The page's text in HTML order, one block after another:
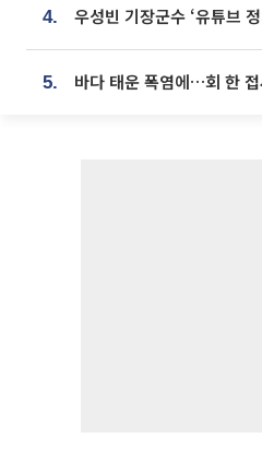
4.
5. 바다 태운 폭염에…회 한 접